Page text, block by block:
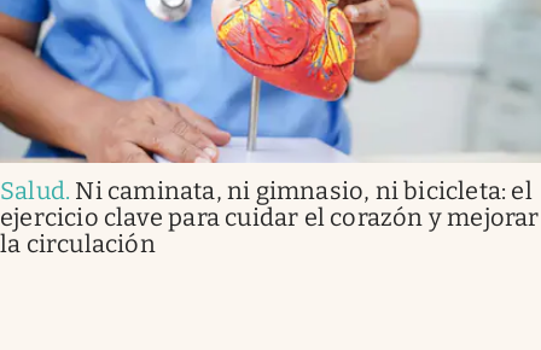
Salud. Ni caminata, ni gimnasio, ni bicicleta: el
ejercicio clave para cuidar el corazón y mejorar
la circulación